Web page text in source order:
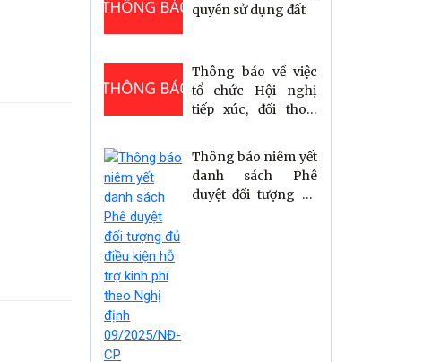
quyền sử dụng đất
Thông báo về việc
tổ chức Hội nghị
tiếp xúc, đối thoại
chí Bí thư Đảng ủy,
Chủ tịch HĐND xã
và đồng chí Chủ
tịch UBND xã với
Thông báo niêm yết
danh sách Phê
duyệt đối tượng đủ